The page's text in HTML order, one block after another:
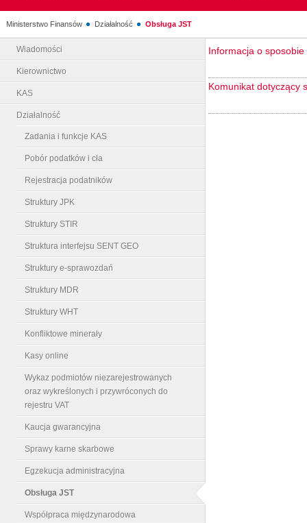
Ministerstwo Finansów Działalność Obsługa JST
Wiadomości
Kierownictwo
KAS
Działalność
Zadania i funkcje KAS
Pobór podatków i cła
Rejestracja podatników
Struktury JPK
Struktury STIR
Struktura interfejsu SENT GEO
Struktury e-sprawozdań
Struktury MDR
Struktury WHT
Konfliktowe minerały
Kasy online
Wykaz podmiotów niezarejestrowanych
oraz wykreślonych i przywróconych do
rejestru VAT
Kaucja gwarancyjna
Sprawy karne skarbowe
Egzekucja administracyjna
Obsługa JST
Współpraca międzynarodowa
Informacja o
Komunikat dotyczący